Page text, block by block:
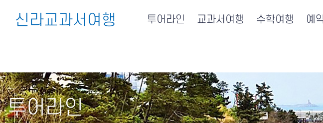
신라교과서여행 투어라인 교과서여행 수학여행 예
투어라인